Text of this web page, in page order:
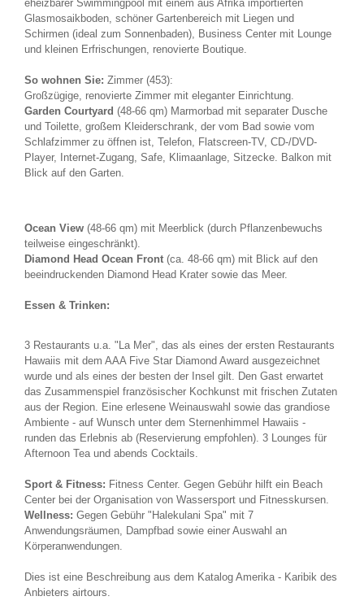
eheizbarer Swimmingpool mit einem aus Afrika importierten
Glasmosaikboden, schöner Gartenbereich mit Liegen und
Schirmen (ideal zum Sonnenbaden), Business Center mit Lounge
und kleinen Erfrischungen, renovierte Boutique.
So wohnen Sie: Zimmer (453):
Großzügige, renovierte Zimmer mit eleganter Einrichtung.
Garden Courtyard (48-66 qm) Marmorbad mit separater Dusche
und Toilette, großem Kleiderschrank, der vom Bad sowie vom
Schlafzimmer zu öffnen ist, Telefon, Flatscreen-TV, CD-/DVD-
Player, Internet-Zugang, Safe, Klimaanlage, Sitzecke. Balkon mit
Blick auf den Garten.
Ocean View(48-66 qm) mit Meerblick (durch Pflanzenbewuchs
teilweise eingeschränkt).
Diamond Head Ocean Front (ca. 48-66 qm) mit Blick auf den
beeindruckenden Diamond Head Krater sowie das Meer.
Essen & Trinken:
3 Restaurants u.a. "La Mer", das als eines der ersten Restaurants
Hawaiis mit dem AAA Five Star Diamond Award ausgezeichnet
wurde und als eines der besten der Insel gilt. Den Gast erwartet
das Zusammenspiel französischer Kochkunst mit frischen Zutaten
aus der Region. Eine erlesene Weinauswahl sowie das grandiose
Ambiente - auf Wunsch unter dem Sternenhimmel Hawaiis -
runden das Erlebnis ab (Reservierung empfohlen). 3 Lounges für
Afternoon Tea und abends Cocktails.
Sport & Fitness: Fitness Center. Gegen Gebühr hilft ein Beach
Center bei der Organisation von Wassersport und Fitnesskursen.
Wellness: Gegen Gebühr "Halekulani Spa" mit 7
Anwendungsräumen, Dampfbad sowie einer Auswahl an
Körperanwendungen.
Dies ist eine Beschreibung aus dem Katalog Amerika - Karibik des
Anbieters airtours.